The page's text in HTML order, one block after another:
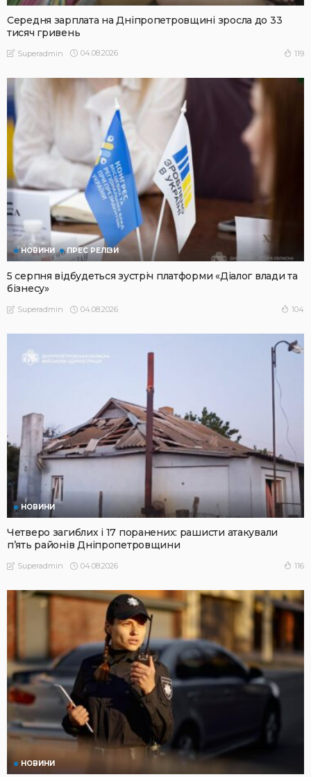
Середня зарплата на Дніпропетровщині зросла до 33
тисяч гривень
Superadmin 04.08.2026 119
НОВИНИ ПРЕС РЕЛІЗИ
5 серпня відбудеться зустріч платформи «Діалог влади та
бізнесу»
Superadmin 04.08.2026 104
НОВИНИ
Четверо загиблих і 17 поранених: рашисти атакували
п’ять районів Дніпропетровщини
Superadmin 04.08.2026 116
НОВИНИ